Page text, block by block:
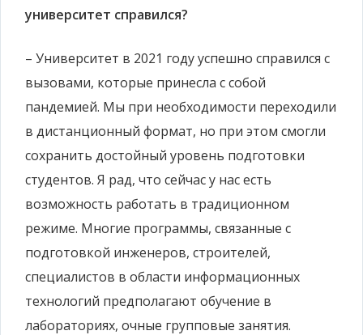
университет справился?
– Университет в 2021 году успешно справился с
вызовами, которые принесла с собой
пандемией. Мы при необходимости переходили
в дистанционный формат, но при этом смогли
сохранить достойный уровень подготовки
студентов. Я рад, что сейчас у нас есть
возможность работать в традиционном
режиме. Многие программы, связанные с
подготовкой инженеров, строителей,
специалистов в области информационных
технологий предполагают обучение в
лабораториях, очные групповые занятия.